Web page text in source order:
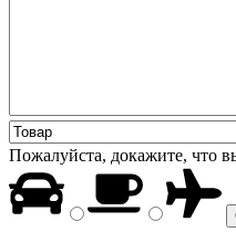
Пожалуйста, докажите, что